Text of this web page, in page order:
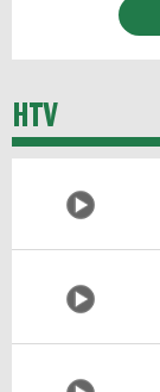
HTV